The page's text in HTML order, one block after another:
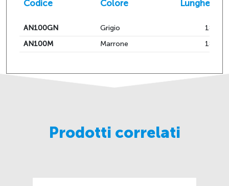
Codice Colore Lunghezza
AN100GN Grigio
185
AN100M
Marrone 185
Prodotti correlati